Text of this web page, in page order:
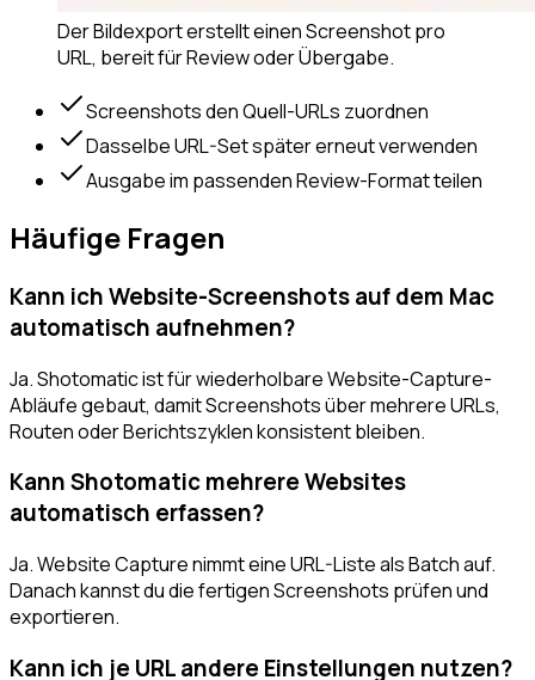
Der Bildexport erstellt einen Screenshot pro
URL, bereit für Review oder Übergabe.
Screenshots den Quell-URLs zuordnen
Dasselbe URL-Set später erneut verwenden
Ausgabe im passenden Review-Format teilen
Häufige Fragen
Kann ich Website-Screenshots auf dem Mac
automatisch aufnehmen?
Ja. Shotomatic ist für wiederholbare Website-Capture-
Abläufe gebaut, damit Screenshots über mehrere URLs,
Routen oder Berichtszyklen konsistent bleiben.
Kann Shotomatic mehrere Websites
automatisch erfassen?
Ja. Website Capture nimmt eine URL-Liste als Batch auf.
Danach kannst du die fertigen Screenshots prüfen und
exportieren.
Kann ich je URL andere Einstellungen nutzen?